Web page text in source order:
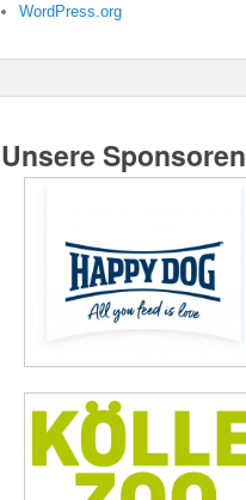
WordPress.org
Unsere Sponsoren